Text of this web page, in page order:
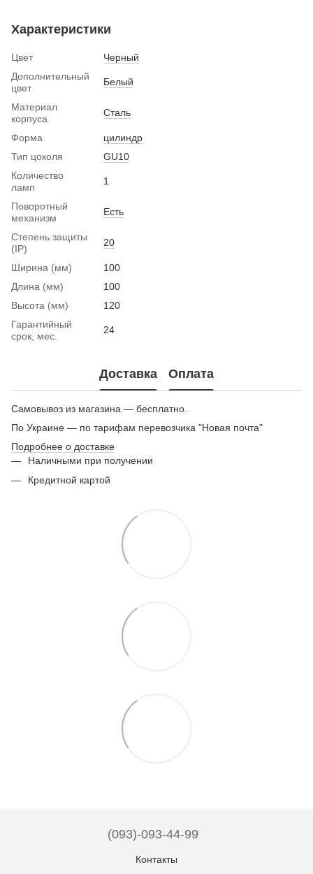
Характеристики
Цвет
Черный
Дополнительный
цвет
Белый
Материал
корпуса
Сталь
Форма
цилиндр
Тип цоколя
GU10
Количество
ламп
1
Поворотный
механизм
Есть
Степень защиты
(IP)
20
Ширина (мм)
100
Длина (мм)
100
Высота (мм)
120
Гарантийный
срок, мес.
24
Доставка Оплата
Самовывоз из магазина — бесплатно.
По Украине — по тарифам перевозчика "Новая почта"
Подробнее о доставке
Наличными при получении
Кредитной картой
(093)-093-44-99
Контакты